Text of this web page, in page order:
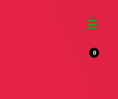
0